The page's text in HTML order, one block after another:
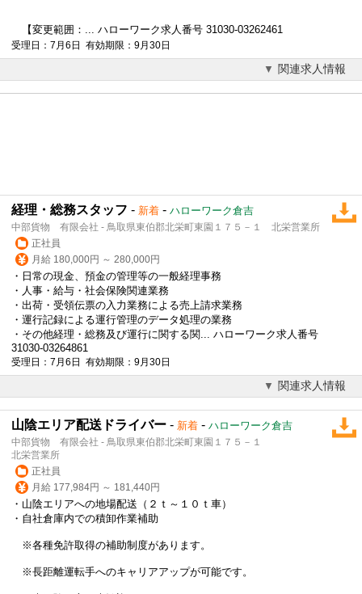
【変更範囲：... ハローワーク求人番号 31030-03262461
受理日：7月6日 有効期限：9月30日
関連求人情報
経理・総務スタッフ - 新着 - ハローワーク倉吉
中部貨物 有限会社 - 鳥取県東伯郡北栄町東園１７５－１ 北栄営業所
正社員
月給 180,000円 ～ 280,000円
・日常の現金、預金の管理等の一般経理事務
・人事・給与・社会保険関連業務
・出荷・受領伝票の入力業務による売上請求業務
・運行記録による運行管理のデータ処理の業務
・その他経理・総務及び運行に関する関... ハローワーク求人番号
31030-03264861
受理日：7月6日 有効期限：9月30日
関連求人情報
山陰エリア配送ドライバー - 新着 - ハローワーク倉吉
中部貨物 有限会社 - 鳥取県東伯郡北栄町東園１７５－１
北栄営業所
正社員
月給 177,984円 ～ 181,440円
・山陰エリアへの地場配送（２ｔ～１０ｔ車）
・自社倉庫内での積卸作業補助
※各種免許取得の補助制度があります。
※長距離運転手へのキャリアアップが可能です。